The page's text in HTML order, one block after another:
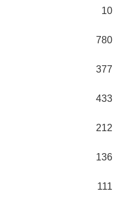
10
780
377
433
212
136
111